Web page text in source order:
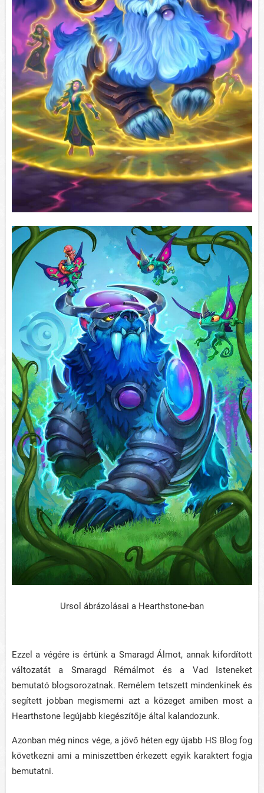
Ursol ábrázolásai a Hearthstone-ban
Ezzel a végére is értünk a Smaragd Álmot, annak kifordított
változatát a Smaragd Rémálmot és a Vad Isteneket
bemutató blogsorozatnak. Remélem tetszett mindenkinek és
segített jobban megismerni azt a közeget amiben most a
Hearthstone legújabb kiegészítője által kalandozunk.
Azonban még nincs vége, a jövő héten egy újabb HS Blog fog
következni ami a miniszettben érkezett egyik karaktert fogja
bemutatni.